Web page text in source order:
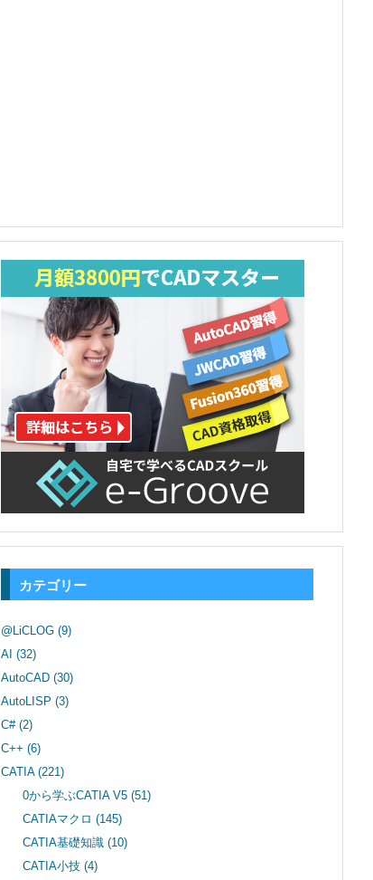
カテゴリー
@LiCLOG (9)
AI (32)
AutoCAD (30)
AutoLISP (3)
C# (2)
C++ (6)
CATIA (221)
0から学ぶCATIA V5(51)
CATIAマクロ(145)
CATIA基礎知識(10)
CATIA小技(4)